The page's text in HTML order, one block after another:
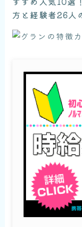
方と経験者26人